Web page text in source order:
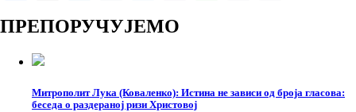
ПРЕПОРУЧУЈЕМО
Митрополит Лука (Коваленко): Истина не зависи од броја гласова:
беседа о раздераној ризи Христовој